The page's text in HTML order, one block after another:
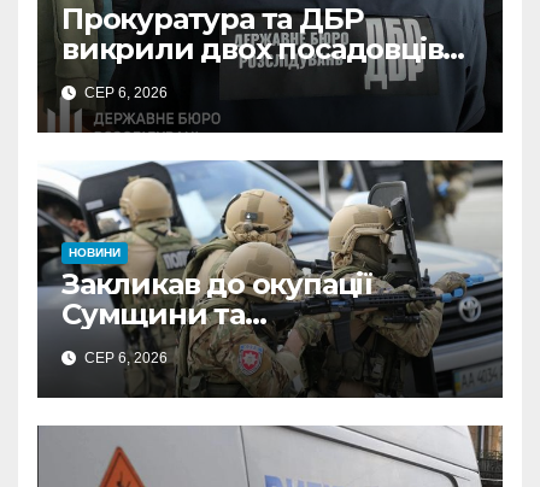
Прокуратура та ДБР
викрили двох посадовців
ДПС Сумщини на вимаганні
неправомірної вигоди у
ФОПа
СЕР 6, 2026
НОВИНИ
Закликав до окупації
Сумщини та
виправдовував обстріли:
СБУ викрила
прокремлівського агітатора
з Охтирки
СЕР 6, 2026